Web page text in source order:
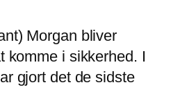
Morgan bliver
i sikkerhed. I
gjort det de sidste